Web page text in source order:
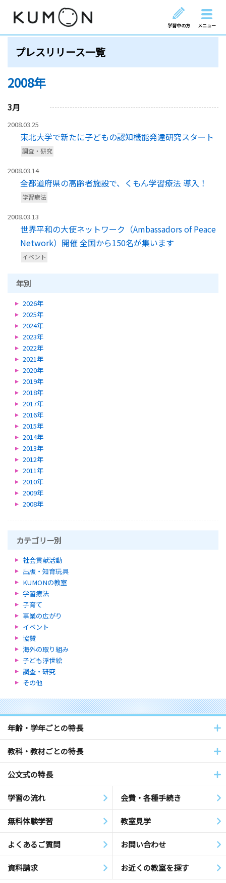
学習中の方 メニュー
プレスリリース一覧
2008年
3月
2008.03.25
東北大学で新たに子どもの認知機能発達研究スタート
調査・研究
2008.03.14
全都道府県の高齢者施設で、くもん学習療法 導入！
学習療法
2008.03.13
世界平和の大使ネットワーク（Ambassadors of Peace
Network）開催 全国から150名が集います
イベント
年別
2026年
2025年
2024年
2023年
2022年
2021年
2020年
2019年
2018年
2017年
2016年
2015年
2014年
2013年
2012年
2011年
2010年
2009年
2008年
カテゴリー別
社会貢献活動
出版・知育玩具
KUMONの教室
学習療法
子育て
事業の広がり
イベント
協賛
海外の取り組み
子ども浮世絵
調査・研究
その他
年齢・学年ごとの特長
教科・教材ごとの特長
公文式の特長
学習の流れ 会費・各種手続き
無料体験学習 教室見学
よくあるご質問 お問い合わせ
資料請求 お近くの教室を探す